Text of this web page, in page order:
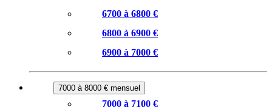
6700 à 6800 €
6800 à 6900 €
6900 à 7000 €
7000 à 8000 € mensuel
7000 à 7100 €